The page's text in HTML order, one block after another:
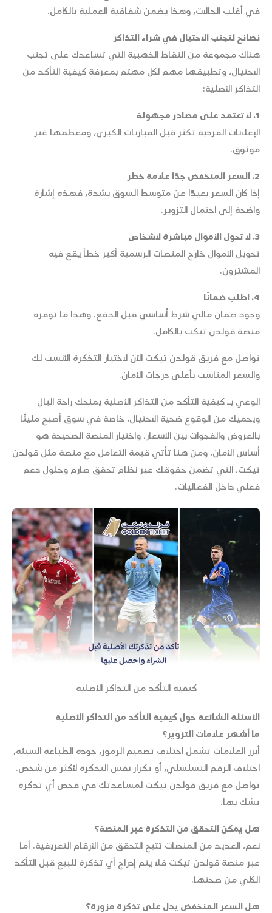
في أغلب الحالات، وهذا يضمن شفافية العملية بالكامل.
نصائح لتجنب الاحتيال في شراء التذاكر
هناك مجموعة من النقاط الذهبية التي تساعدك على تجنب
الاحتيال، وتطبيقها مهم لكل مهتم بمعرفة كيفية التأكد من
التذاكر الأصلية:
1. لا تعتمد على مصادر مجهولة
الإعلانات الفردية تكثر قبل المباريات الكبرى، ومعظمها غير
موثوق.
2. السعر المنخفض جدًا علامة خطر
إذا كان السعر بعيدًا عن متوسط السوق بشدة، فهذه إشارة
واضحة إلى احتمال التزوير.
3. لا تحول الأموال مباشرة لأشخاص
تحويل الأموال خارج المنصات الرسمية أكبر خطأ يقع فيه
المشترون.
4. اطلب ضمانًا
وجود ضمان مالي شرط أساسي قبل الدفع. وهذا ما توفره
منصة قولدن تيكت بالكامل.
تواصل مع فريق قولدن تيكت الآن لاختيار التذكرة الأنسب لك
والسعر المناسب بأعلى درجات الأمان.
الوعي بـ كيفية التأكد من التذاكر الأصلية يمنحك راحة البال
ويحميك من الوقوع ضحية الاحتيال، خاصة في سوق أصبح مليئًا
بالعروض والفجوات بين الأسعار، واختيار المنصة الصحيحة هو
أساس الأمان، ومن هنا تأتي قيمة التعامل مع منصة مثل قولدن
تيكت، التي تضمن حقوقك عبر نظام تحقق صارم وحلول دعم
فعلي داخل الفعاليات.
كيفية التأكد من التذاكر الأصلية
الأسئلة الشائعة حول كيفية التأكد من التذاكر الأصلية
ما أشهر علامات التزوير؟
أبرز العلامات تشمل اختلاف تصميم الرموز، جودة الطباعة السيئة،
اختلاف الرقم التسلسلي، أو تكرار نفس التذكرة لأكثر من شخص.
تواصل مع فريق قولدن تيكت لمساعدتك في فحص أي تذكرة
تشك بها.
هل يمكن التحقق من التذكرة عبر المنصة؟
نعم، العديد من المنصات تتيح التحقق من الأرقام التعريفية. أما
عبر منصة قولدن تيكت فلا يتم إدراج أي تذكرة للبيع قبل التأكد
الكلي من صحتها.
هل السعر المنخفض يدل على تذكرة مزورة؟